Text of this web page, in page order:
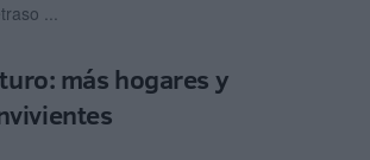
...
más hogares y